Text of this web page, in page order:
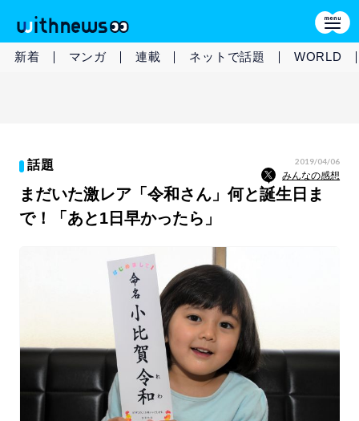
新着 マンガ 連載 ネットで話題 WORLD
話題 2019/04/06
みんなの感想
まだいた激レア「令和さん」何と誕生日ま
で！「あと1日早かったら」